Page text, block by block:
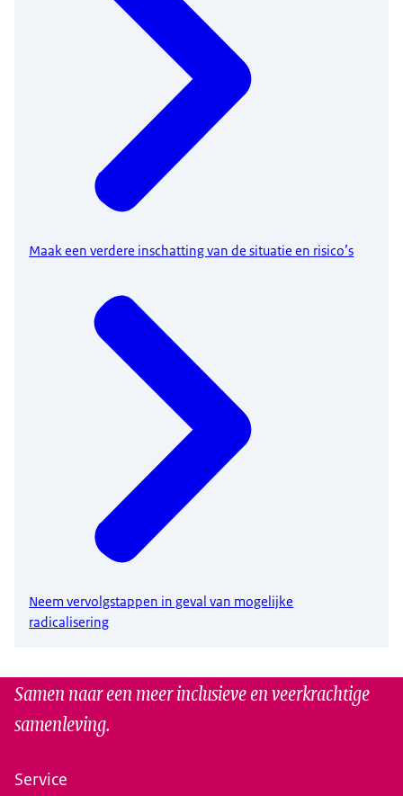
Maak een verdere inschatting van de situatie en risico’s
Neem vervolgstappen in geval van mogelijke
radicalisering
Samen naar een meer inclusieve en veerkrachtige
samenleving.
Service